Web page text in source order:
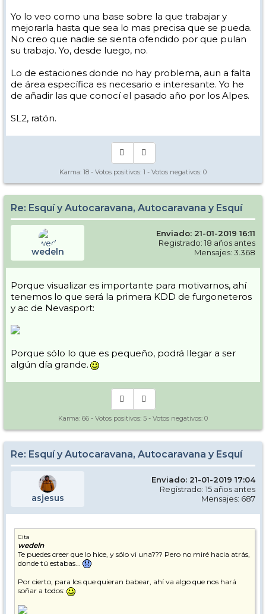
Yo lo veo como una base sobre la que trabajar y
mejorarla hasta que sea lo mas precisa que se pueda.
No creo que nadie se sienta ofendido por que pulan
su trabajo. Yo, desde luego, no.
Lo de estaciones donde no hay problema, aun a falta
de área específica es necesario e interesante. Yo he
de añadir las que conocí el pasado año por los Alpes.
SL2, ratón.
Karma: 18 - Votos positivos: 1 - Votos negativos: 0
Re: Esquí y Autocaravana, Autocaravana y Esquí
wedeln
Enviado: 21-01-2019 16:11
Registrado: 18 años antes
Mensajes: 3.368
Porque visualizar es importante para motivarnos, ahí
tenemos lo que será la primera KDD de furgoneteros
y ac de Nevasport:
Porque sólo lo que es pequeño, podrá llegar a ser
algún día grande.
Karma: 66 - Votos positivos: 5 - Votos negativos: 0
Re: Esquí y Autocaravana, Autocaravana y Esquí
asjesus
Enviado: 21-01-2019 17:04
Registrado: 15 años antes
Mensajes: 687
Cita
wedeln
Te puedes creer que lo hice, y sólo vi una??? Pero no miré hacia atrás,
donde tú estabas...
Por cierto, para los que quieran babear, ahí va algo que nos hará
soñar a todos: